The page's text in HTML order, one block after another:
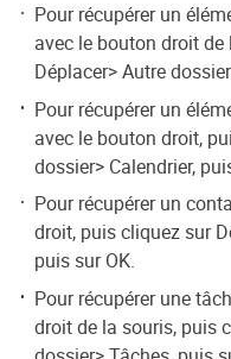
Pour récupérer un
avec le bouton droit
Déplacer> Autre
Pour récupérer un
avec le bouton droit,
dossier> Calendrier,
Pour récupérer un
droit, puis cliquez sur
puis sur OK.
Pour récupérer une
droit de la souris, puis